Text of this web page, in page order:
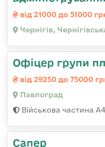
від 21000 до 51000
Чернігів,
Офіцер групи
від 29250 до 75000
Павлоград
Військова частина
Сапер